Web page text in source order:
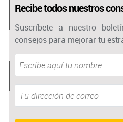
Recibe todos nuestros
Suscríbete a nuestro
consejos para mejorar tu